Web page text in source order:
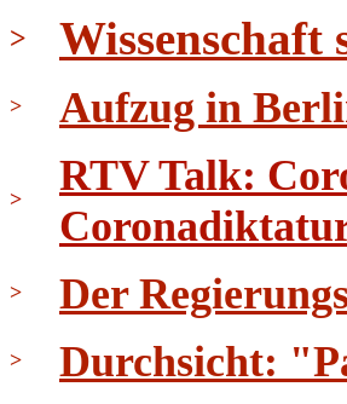
> Wissenschaft
> Aufzug in
>
RTV Talk:
> Der
> Durchsicht: